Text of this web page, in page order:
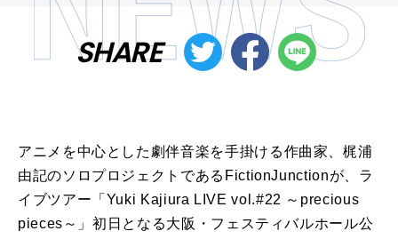
SHARE
アニメを中⼼とした劇伴⾳楽を⼿掛ける作曲家、梶浦
由記のソロプロジェクトであるFictionJunctionが、ラ
イブツアー「Yuki Kajiura LIVE vol.#22 ～precious
pieces～」初日となる大阪・フェスティバルホール公